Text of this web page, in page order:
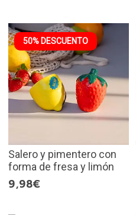
50% DESCUENTO
Salero y pimentero con
forma de fresa y limón
9,98€